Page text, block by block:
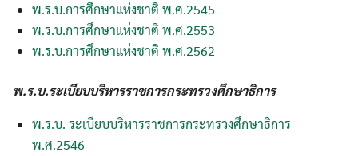
พ.ร.บ.การศึกษาแห่งชาติ พ.ศ.2545
พ.ร.บ.การศึกษาแห่งชาติ พ.ศ.2553
พ.ร.บ.การศึกษาแห่งชาติ พ.ศ.2562
พ.ร.บ.ระเบียบบริหารราชการกระทรวงศึกษาธิการ
พ.ร.บ. ระเบียบบริหารราชการกระทรวงศึกษาธิการ
พ.ศ.2546